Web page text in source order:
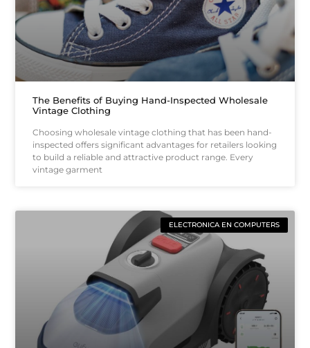
The Benefits of Buying Hand-Inspected Wholesale
Vintage Clothing
Choosing wholesale vintage clothing that has been hand-
inspected offers significant advantages for retailers looking
to build a reliable and attractive product range. Every
vintage garment
ELECTRONICA EN COMPUTERS